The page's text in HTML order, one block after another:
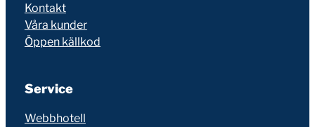
Kontakt
Våra kunder
Öppen källkod
Service
Webbhotell